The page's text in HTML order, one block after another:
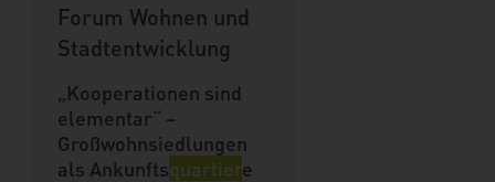
Forum Wohnen und
Stadtentwicklung
„Kooperationen sind
elementar“ –
Großwohnsiedlungen
als Ankunftsquartiere